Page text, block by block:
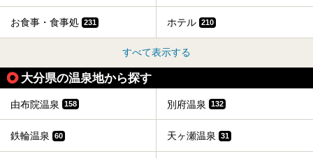
お食事・食事処 231 ホテル 210
すべて表示する
大分県の温泉地から探す
由布院温泉 158 別府温泉 132
鉄輪温泉 60 天ヶ瀬温泉 31